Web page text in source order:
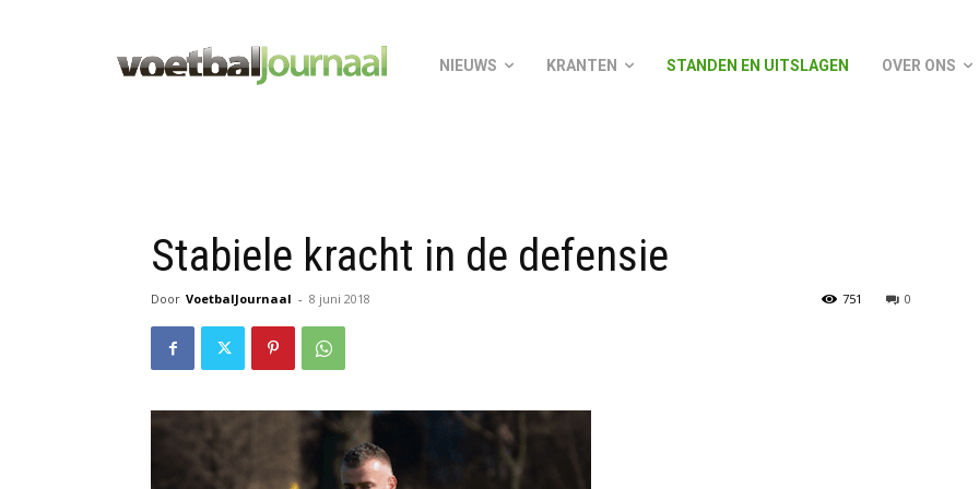
NIEUWS KRANTEN STANDEN EN UITSLAGEN OVER ONS
Stabiele kracht in de defensie
Door VoetbalJournaal - 8 juni 2018 0
751